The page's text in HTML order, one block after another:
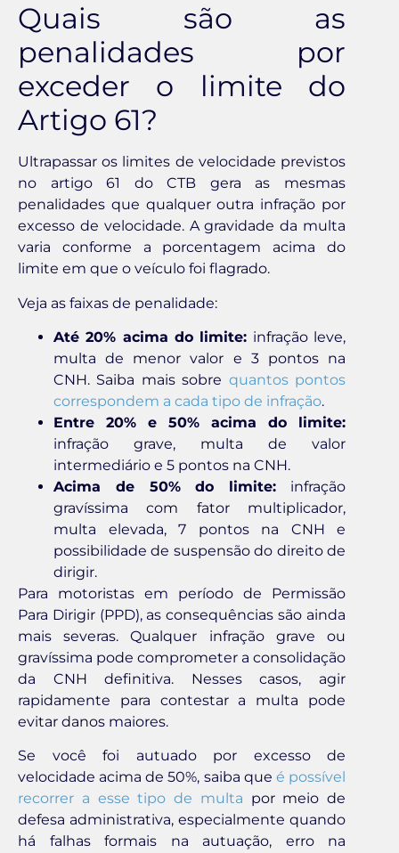
Quais são as
penalidades por
exceder o limite do
Artigo 61?
Ultrapassar os limites de velocidade previstos
no artigo 61 do CTB gera as mesmas
penalidades que qualquer outra infração por
excesso de velocidade. A gravidade da multa
varia conforme a porcentagem acima do
limite em que o veículo foi flagrado.
Veja as faixas de penalidade:
Até 20% acima do limite: infração leve,
multa de menor valor e 3 pontos na
CNH. Saiba mais sobre quantos pontos
correspondem a cada tipo de infração.
Entre 20% e 50% acima do limite:
infração grave, multa de valor
intermediário e 5 pontos na CNH.
Acima de 50% do limite: infração
gravíssima com fator multiplicador,
multa elevada, 7 pontos na CNH e
possibilidade de suspensão do direito de
dirigir.
Para motoristas em período de Permissão
Para Dirigir (PPD), as consequências são ainda
mais severas. Qualquer infração grave ou
gravíssima pode comprometer a consolidação
da CNH definitiva. Nesses casos, agir
rapidamente para contestar a multa pode
evitar danos maiores.
Se você foi autuado por excesso de
velocidade acima de 50%, saiba que é possível
recorrer a esse tipo de multa por meio de
defesa administrativa, especialmente quando
há falhas formais na autuação, erro na